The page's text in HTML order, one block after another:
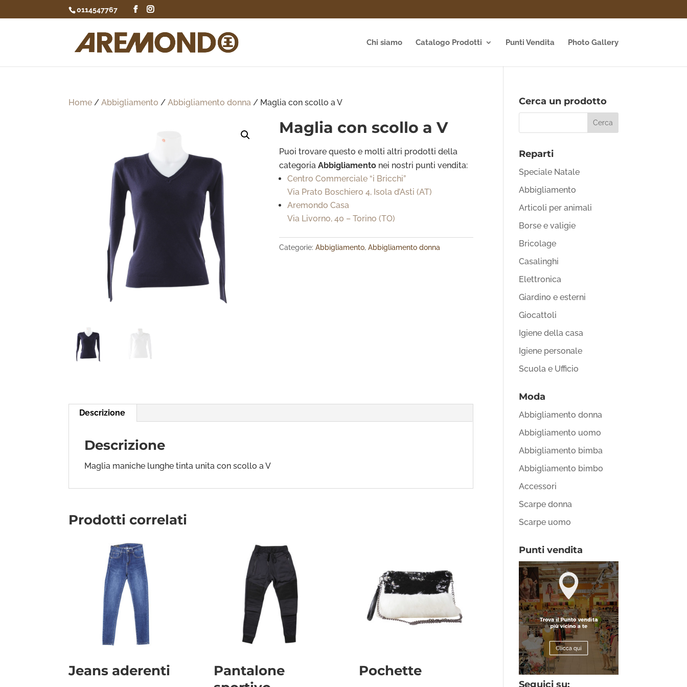
0114547767
Chi siamo Catalogo Prodotti Punti Vendita Photo Gallery
Home /Abbigliamento /Abbigliamento donna / Maglia con scollo a V
Maglia con scollo a V
Puoi trovare questo e molti altri prodotti della
categoriaAbbigliamento nei nostri punti vendita:
Centro Commerciale “i Bricchi”
Via Prato Boschiero 4, Isola d’Asti (AT)
Aremondo Casa
Via Livorno, 40 – Torino (TO)
Categorie:Abbigliamento,Abbigliamento donna
Descrizione
Descrizione
Maglia maniche lunghe tinta unita con scollo a V
Prodotti correlati
Jeans aderenti
Pantalone
Pochette
Cerca un prodotto
Reparti
Speciale Natale
Abbigliamento
Articoli per animali
Borse e valigie
Bricolage
Casalinghi
Elettronica
Giardino e esterni
Giocattoli
Igiene della casa
Igiene personale
Scuola e Ufficio
Moda
Abbigliamento donna
Abbigliamento uomo
Abbigliamento bimba
Abbigliamento bimbo
Accessori
Scarpe donna
Scarpe uomo
Punti vendita
Seguici su: